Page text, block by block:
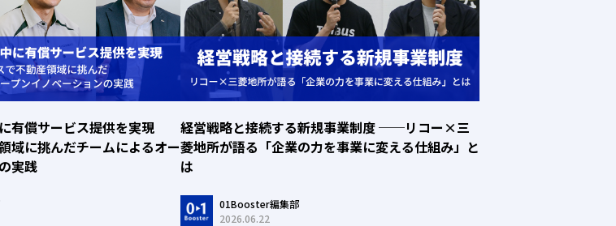
有償サービス提供を実現
域に挑んだチームによるオー
実践
経営戦略と接続する新規事業制度 ──リコー×三
菱地所が語る「企業の力を事業に変える仕組み」と
は
01Booster編集部
2026.06.22